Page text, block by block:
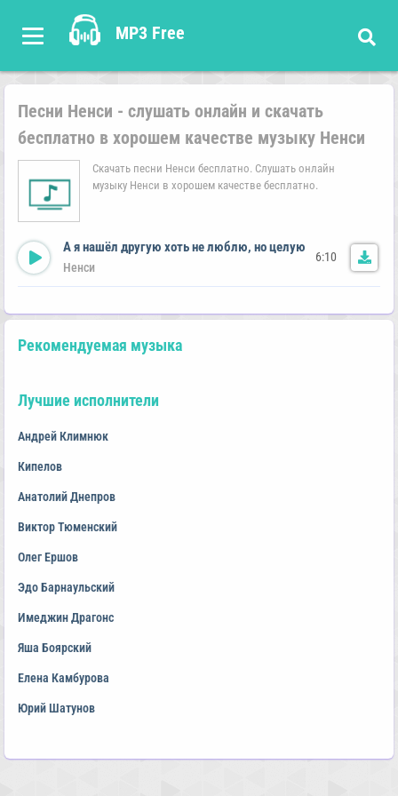
MP3 Free
Песни Ненси - слушать онлайн и скачать
бесплатно в хорошем качестве музыку Ненси
Скачать песни Ненси бесплатно. Слушать онлайн
музыку Ненси в хорошем качестве бесплатно.
А я нашёл дpугую хоть не люблю, но целую
Ненси
6:10
Рекомендуемая музыка
Лучшие исполнители
Андрей Климнюк
Кипелов
Анатолий Днепров
Виктор Тюменский
Олег Ершов
Эдо Барнаульский
Имеджин Драгонс
Яша Боярский
Елена Камбурова
Юрий Шатунов